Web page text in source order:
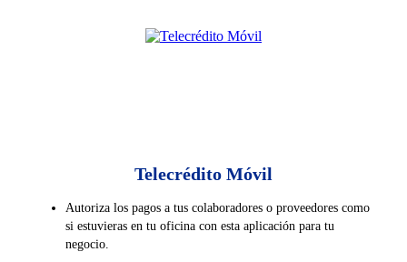
Telecrédito Móvil
Autoriza los pagos a tus colaboradores o proveedores como
si estuvieras en tu oficina con esta aplicación para tu
negocio.